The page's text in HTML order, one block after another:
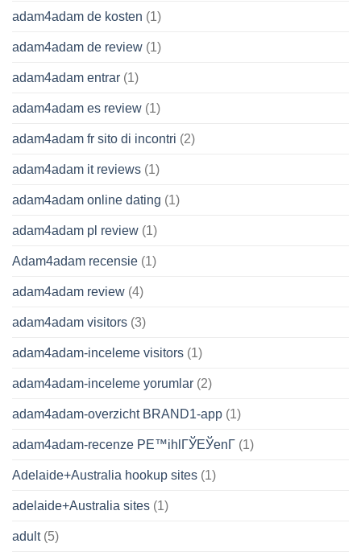
adam4adam de kosten (1)
adam4adam de review (1)
adam4adam entrar (1)
adam4adam es review (1)
adam4adam fr sito di incontri (2)
adam4adam it reviews (1)
adam4adam online dating (1)
adam4adam pl review (1)
Adam4adam recensie (1)
adam4adam review (4)
adam4adam visitors (3)
adam4adam-inceleme visitors (1)
adam4adam-inceleme yorumlar (2)
adam4adam-overzicht BRAND1-app (1)
adam4adam-recenze PЕ™ihlГЎЕЎenГ­ (1)
Adelaide+Australia hookup sites (1)
adelaide+Australia sites (1)
adult(5)